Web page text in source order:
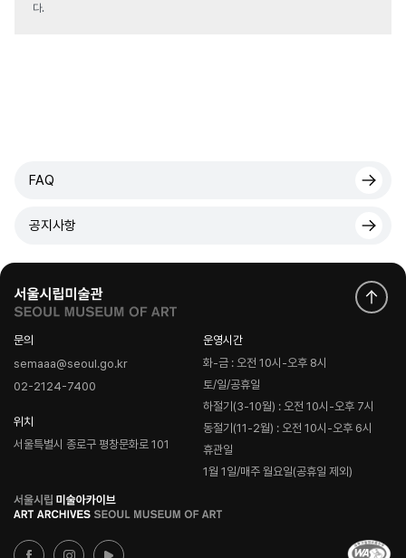
다.
FAQ
공지사항
문의
semaaa@seoul.go.kr
02-2124-7400
위치
서울특별시 종로구 평창문화로 101
운영시간
화-금 : 오전 10시-오후 8시
토/일/공휴일
하절기(3-10월) : 오전 10시-오후 7시
동절기(11-2월) : 오전 10시-오후 6시
휴관일
1월 1일/매주 월요일(공휴일 제외)
로
고